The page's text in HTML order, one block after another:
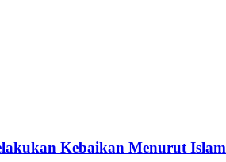
Kebaikan Menurut Islam